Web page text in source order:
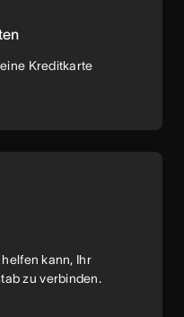
Kreditkarte
kann, Ihr
zu verbinden.